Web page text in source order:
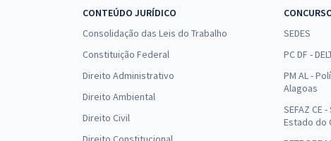
CONTEÚDO JURÍDICO
Consolidação das Leis do Trabalho
Constituição Federal
Direito Administrativo
Direito Ambiental
Direito Civil
SEDES
PC DF -
PM AL -
Alagoas
SEFAZ CE
Estado do